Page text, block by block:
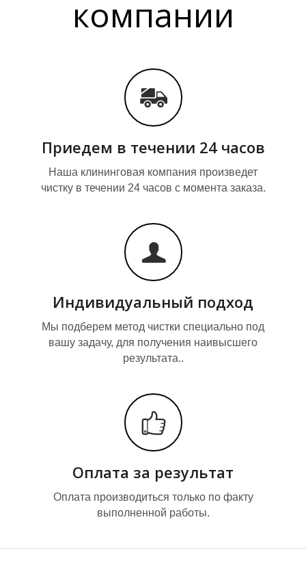
компании
Приедем в течении 24 часов
Наша клининговая компания произведет
чистку в течении 24 часов с момента заказа.
Индивидуальный подход
Мы подберем метод чистки специально под
вашу задачу, для получения наивысшего
результата..
Оплата за результат
Оплата производиться только по факту
выполненной работы.
И
Я